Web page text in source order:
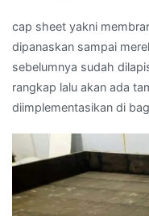
cap sheet yakni
dipanaskan sampai
sebelumnya sudah
rangkap lalu akan ada
diimplementasikan di